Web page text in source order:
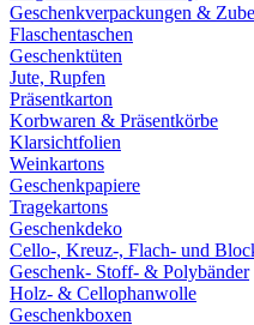
Geschenkverpackungen &
Flaschentaschen
Geschenktüten
Jute, Rupfen
Präsentkarton
Korbwaren & Präsentkörbe
Klarsichtfolien
Weinkartons
Geschenkpapiere
Tragekartons
Geschenkdeko
Cello-, Kreuz-, Flach- und
Geschenk- Stoff- & Polybänder
Holz- & Cellophanwolle
Geschenkboxen